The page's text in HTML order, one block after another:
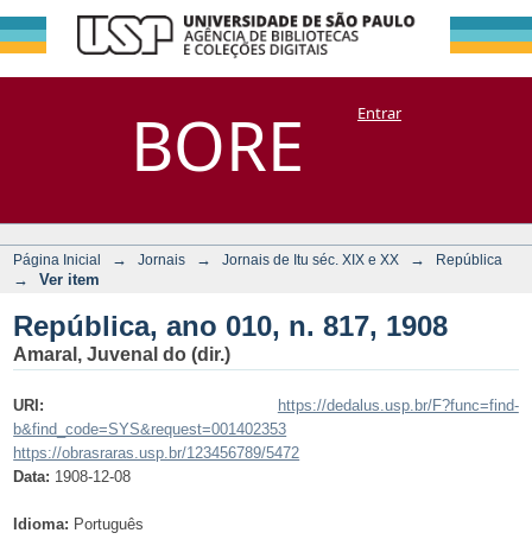
BORE
República, ano
010, n. 817, 1908
DSpace/Manakin + CoriscoEntrar
Página Inicial → Jornais → Jornais de Itu séc. XIX e XX → República
→ Ver item
República, ano 010, n. 817, 1908
Amaral, Juvenal do (dir.)
URI:
https://dedalus.usp.br/F?func=find-
b&find_code=SYS&request=001402353
https://obrasraras.usp.br/123456789/5472
Data: 1908-12-08
Idioma: Português